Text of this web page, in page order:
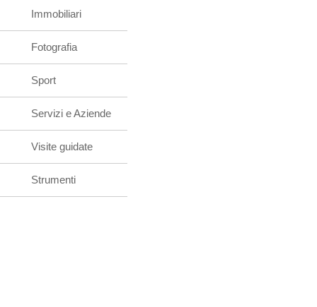
Immobiliari
Fotografia
Sport
Servizi e Aziende
Visite guidate
Strumenti